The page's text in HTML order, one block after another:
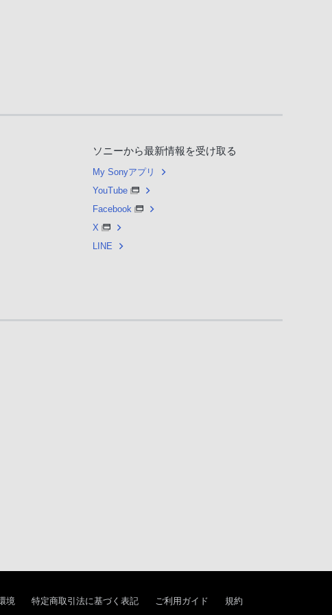
ソニーから最新情報を受け取る
My Sonyアプリ
YouTube
Facebook
X
LINE
境 特定商取引法に基づく表記 ご利用ガイド 規約